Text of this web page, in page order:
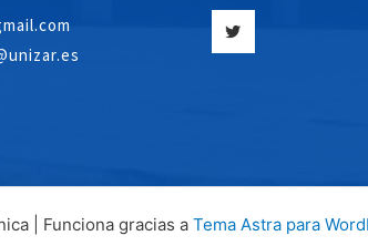
T
w
| Funciona gracias a Tema Astra para